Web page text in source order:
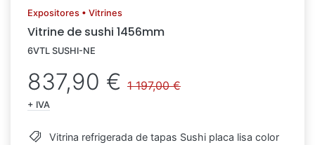
Expositores • Vitrines
Vitrine de sushi 1456mm
6VTL SUSHI-NE
837,90 € 1 197,00 €
+ IVA
Vitrina refrigerada de tapas Sushi placa lisa color